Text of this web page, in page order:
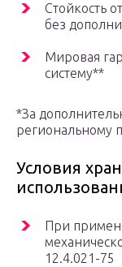
Стойкость
без
Мировая
систему**
*За
региональному
Условия
При
12.4.021-75